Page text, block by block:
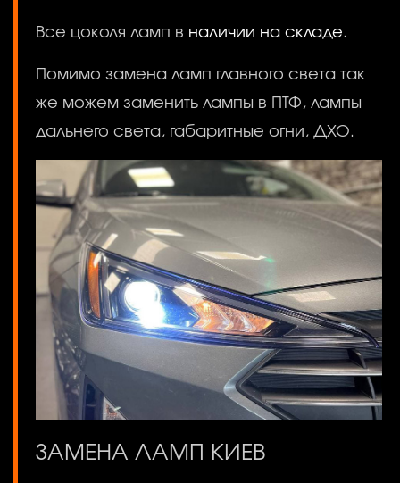
Все цоколя ламп в наличии на складе.
Помимо замена ламп главного света так
же можем заменить лампы в ПТФ, лампы
дальнего света, габаритные огни, ДХО.
ЗАМЕНА ЛАМП КИЕВ